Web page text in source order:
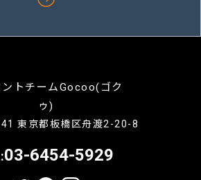
東京都板橋区舟渡2-20-8
03-6454-5929